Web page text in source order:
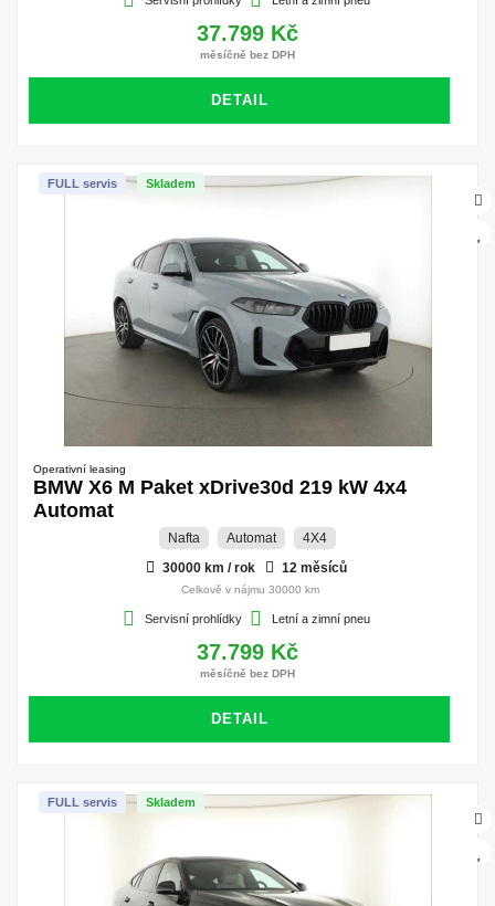
37.799 Kč
měsíčně bez DPH
DETAIL
Skladem
FULL servis
Operativní leasing
BMW X6 M Paket xDrive30d 219 kW 4x4
Automat
Nafta Automat
4X4
30000 km / rok
12 měsíců
Celkově v nájmu 30000 km
Servisní prohlídky Letní a zimní pneu
37.799 Kč
měsíčně bez DPH
DETAIL
Skladem
FULL servis